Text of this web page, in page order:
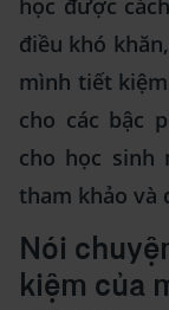
học được
điều khó
mình tiết
cho các bậc
cho học
tham khảo và
Nói
kiệm của